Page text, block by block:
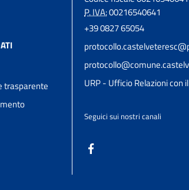
trasparente
P. IVA:00216540641
+39 0827 65054
URP - Ufficio Relazioni con
Seguici sui nostri canali